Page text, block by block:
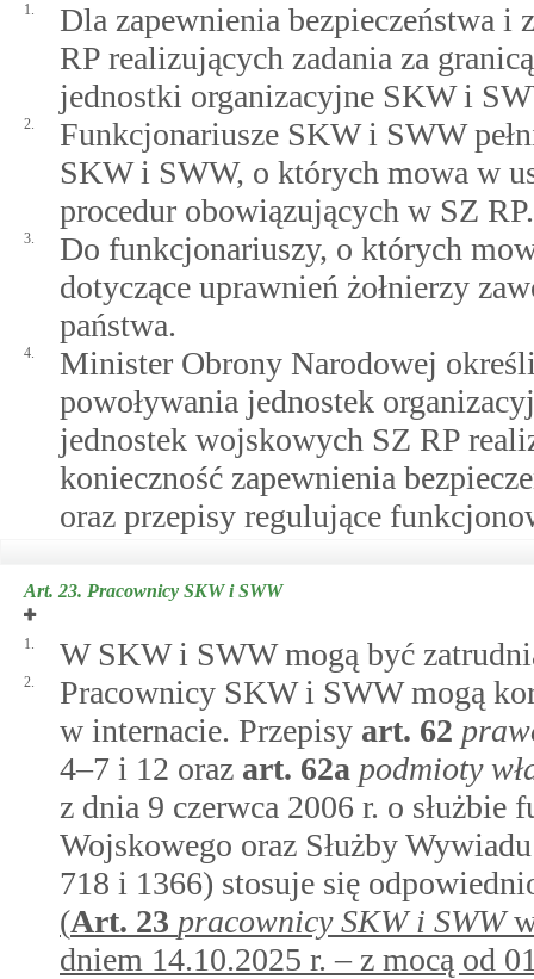
1.
Dla zapewnienia bezpieczeństwa
RP realizujących zadania za
jednostki organizacyjne SKW i
2.
Funkcjonariusze SKW i SWW
SKW i SWW, o których mowa w
procedur obowiązujących w SZ RP.
3.
Do funkcjonariuszy, o których
dotyczące uprawnień żołnierzy
państwa.
4.
Minister Obrony Narodowej
powoływania jednostek
jednostek wojskowych SZ RP
konieczność zapewnienia
oraz przepisy regulujące
Art. 23. Pracownicy SKW i SWW
1. W SKW i SWW mogą być
2.
Pracownicy SKW i SWW mogą
w internacie. Przepisy art. 62
4–7 i 12 oraz art. 62a podmioty
z dnia 9 czerwca 2006 r. o
Wojskowego oraz Służby
718 i 1366) stosuje się
(Art. 23 pracownicy SKW i SWW
dniem 14.10.2025 r. – z mocą od